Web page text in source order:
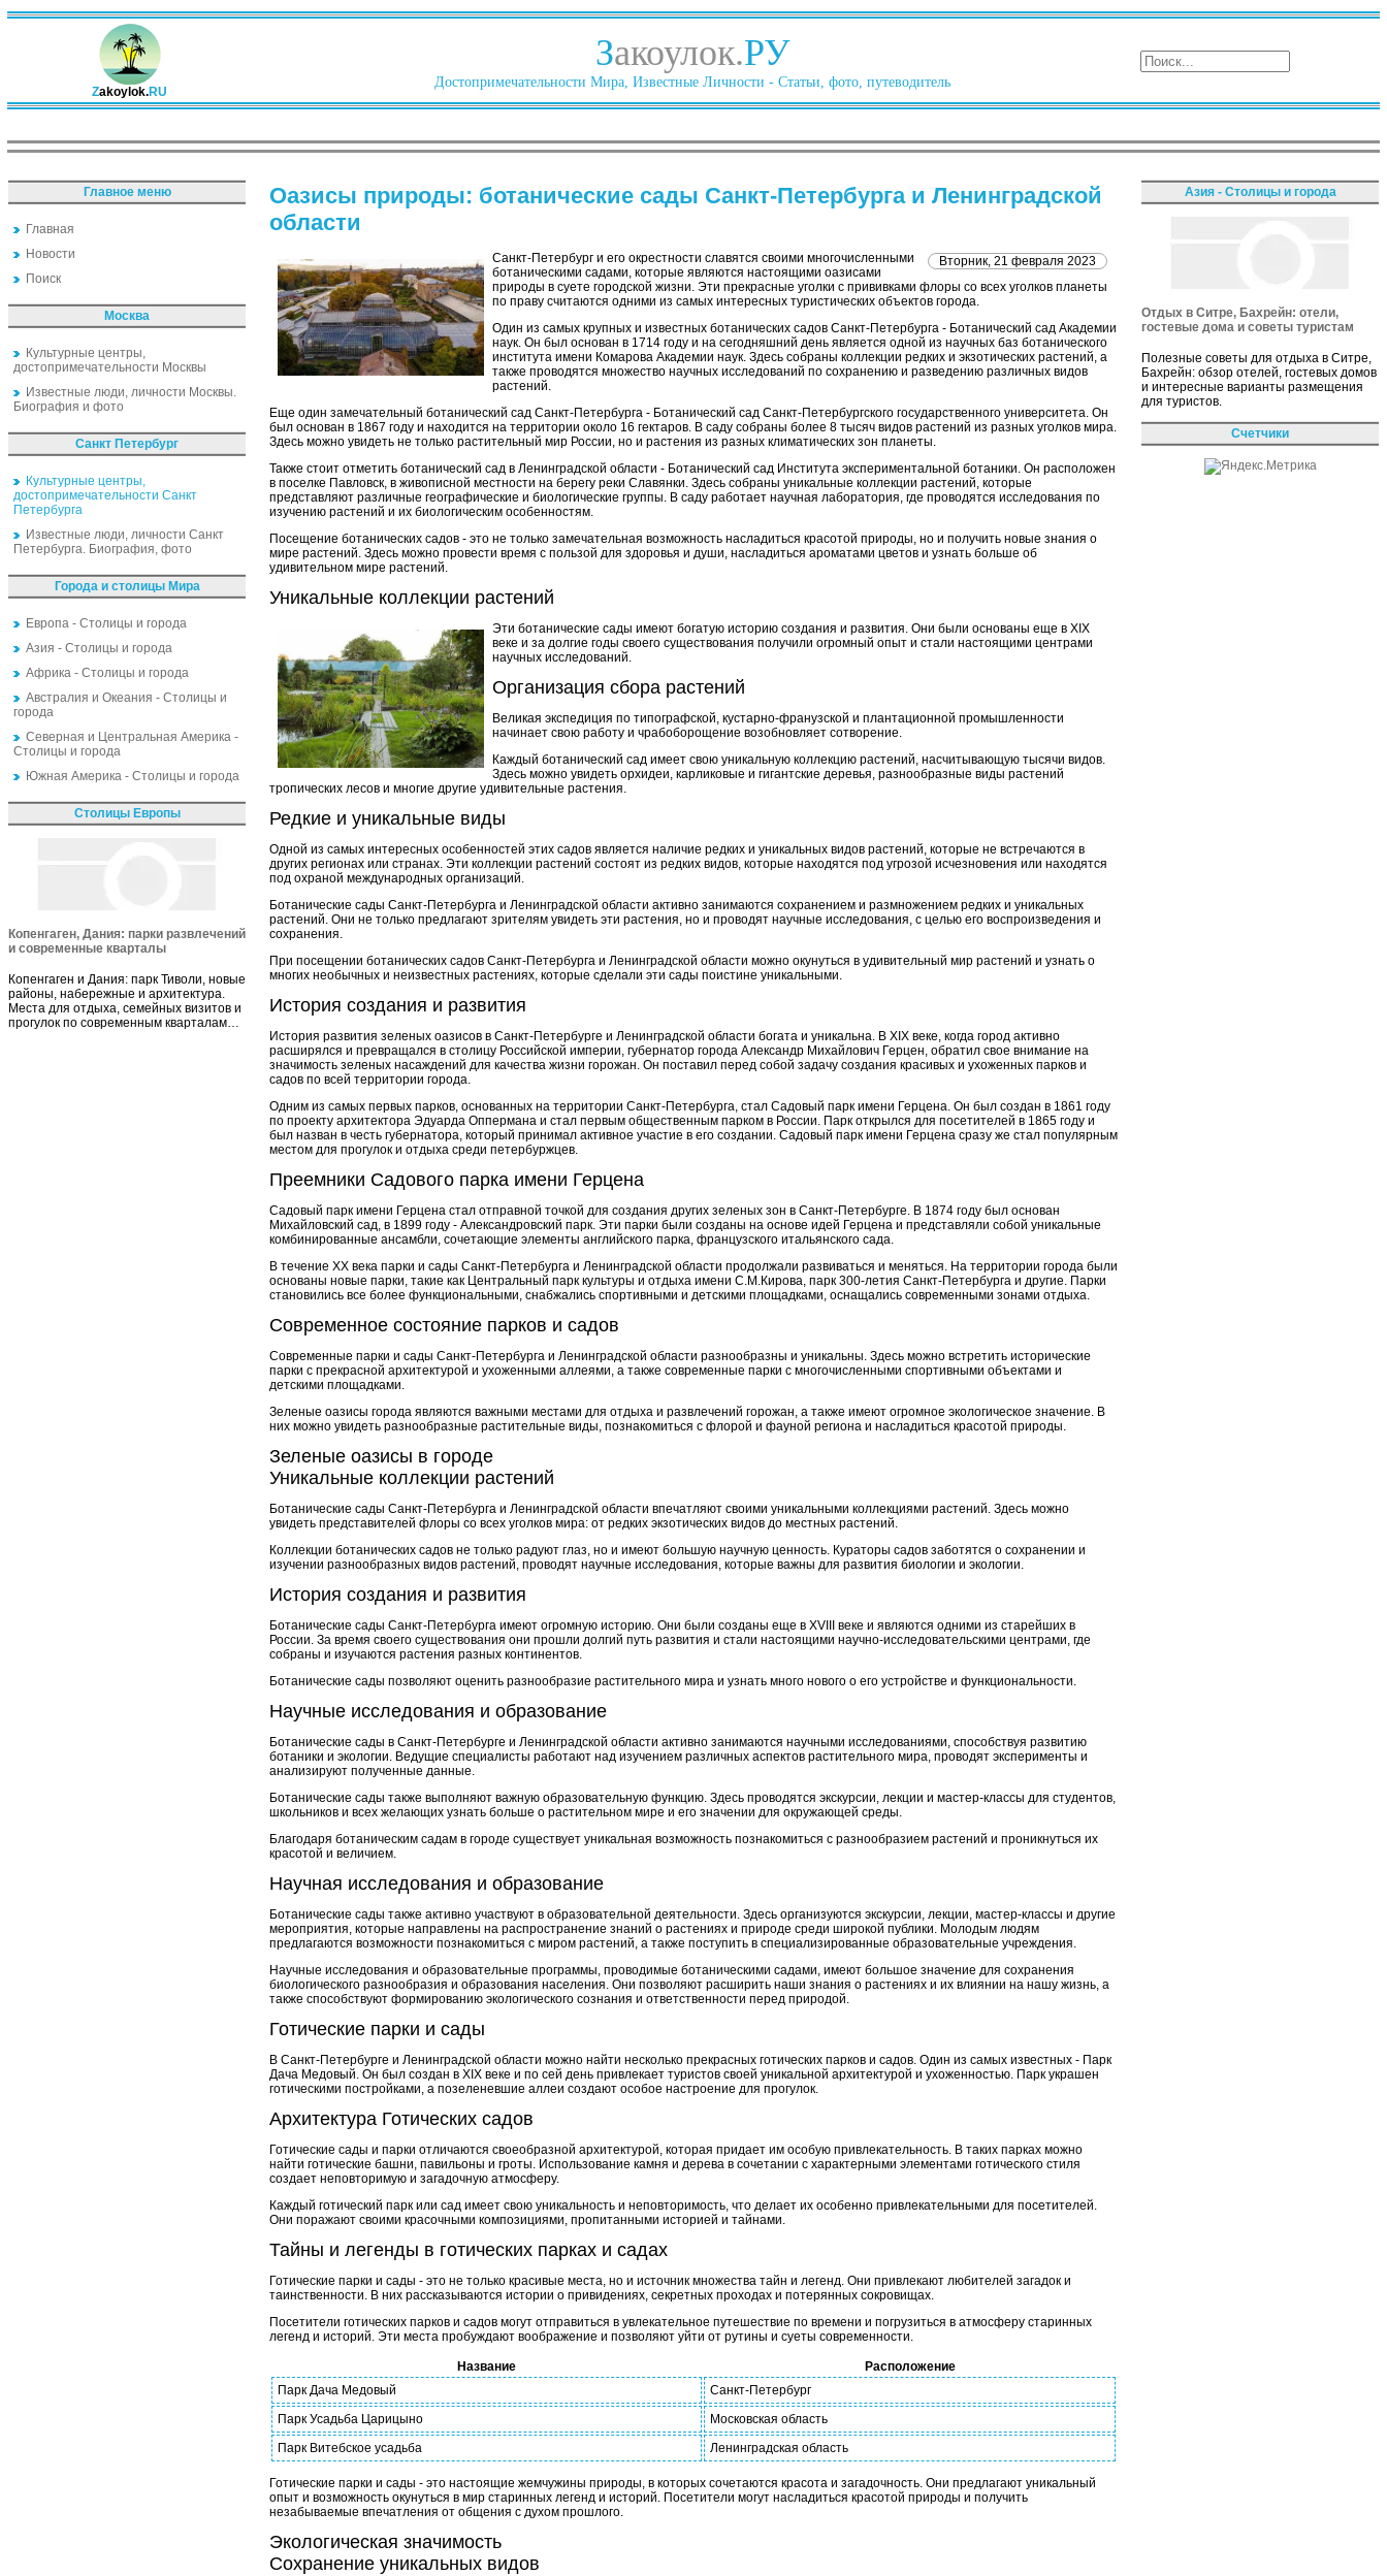
Zakoylok.RU
Закоулок.РУ
Достопримечательности Мира, Известные Личности - Статьи, фото, путеводитель
Главное меню
Главная
Новости
Поиск
Москва
Культурные центры,
достопримечательности Москвы
Известные люди, личности Москвы.
Биография и фото
Санкт Петербург
Культурные центры,
достопримечательности Санкт
Петербурга
Известные люди, личности Санкт
Петербурга. Биография, фото
Города и столицы Мира
Европа - Столицы и города
Азия - Столицы и города
Африка - Столицы и города
Австралия и Океания - Столицы и
города
Северная и Центральная Америка -
Столицы и города
Южная Америка - Столицы и города
Столицы Европы
Копенгаген, Дания: парки развлечений
и современные кварталы
Копенгаген и Дания: парк Тиволи, новые
районы, набережные и архитектура.
Места для отдыха, семейных визитов и
прогулок по современным кварталам…
Оазисы природы: ботанические сады Санкт-Петербурга и Ленинградской
области
Вторник, 21 февраля 2023
Санкт-Петербург и его окрестности славятся своими многочисленными
ботаническими садами, которые являются настоящими оазисами
природы в суете городской жизни. Эти прекрасные уголки с прививками флоры со всех уголков планеты
по праву считаются одними из самых интересных туристических объектов города.
Один из самых крупных и известных ботанических садов Санкт-Петербурга - Ботанический сад Академии
наук. Он был основан в 1714 году и на сегодняшний день является одной из научных баз ботанического
института имени Комарова Академии наук. Здесь собраны коллекции редких и экзотических растений, а
также проводятся множество научных исследований по сохранению и разведению различных видов
растений.
Еще один замечательный ботанический сад Санкт-Петербурга - Ботанический сад Санкт-Петербургского государственного университета. Он
был основан в 1867 году и находится на территории около 16 гектаров. В саду собраны более 8 тысяч видов растений из разных уголков мира.
Здесь можно увидеть не только растительный мир России, но и растения из разных климатических зон планеты.
Также стоит отметить ботанический сад в Ленинградской области - Ботанический сад Института экспериментальной ботаники. Он расположен
в поселке Павловск, в живописной местности на берегу реки Славянки. Здесь собраны уникальные коллекции растений, которые
представляют различные географические и биологические группы. В саду работает научная лаборатория, где проводятся исследования по
изучению растений и их биологическим особенностям.
Посещение ботанических садов - это не только замечательная возможность насладиться красотой природы, но и получить новые знания о
мире растений. Здесь можно провести время с пользой для здоровья и души, насладиться ароматами цветов и узнать больше об
удивительном мире растений.
Уникальные коллекции растений
Эти ботанические сады имеют богатую историю создания и развития. Они были основаны еще в XIX
веке и за долгие годы своего существования получили огромный опыт и стали настоящими центрами
научных исследований.
Организация сбора растений
Великая экспедиция по типографской, кустарно-франузской и плантационной промышленности
начинает свою работу и чрабоборощение возобновляет сотворение.
Каждый ботанический сад имеет свою уникальную коллекцию растений, насчитывающую тысячи видов.
Здесь можно увидеть орхидеи, карликовые и гигантские деревья, разнообразные виды растений
тропических лесов и многие другие удивительные растения.
Редкие и уникальные виды
Одной из самых интересных особенностей этих садов является наличие редких и уникальных видов растений, которые не встречаются в
других регионах или странах. Эти коллекции растений состоят из редких видов, которые находятся под угрозой исчезновения или находятся
под охраной международных организаций.
Ботанические сады Санкт-Петербурга и Ленинградской области активно занимаются сохранением и размножением редких и уникальных
растений. Они не только предлагают зрителям увидеть эти растения, но и проводят научные исследования, с целью его воспроизведения и
сохранения.
При посещении ботанических садов Санкт-Петербурга и Ленинградской области можно окунуться в удивительный мир растений и узнать о
многих необычных и неизвестных растениях, которые сделали эти сады поистине уникальными.
История создания и развития
История развития зеленых оазисов в Санкт-Петербурге и Ленинградской области богата и уникальна. В XIX веке, когда город активно
расширялся и превращался в столицу Российской империи, губернатор города Александр Михайлович Герцен, обратил свое внимание на
значимость зеленых насаждений для качества жизни горожан. Он поставил перед собой задачу создания красивых и ухоженных парков и
садов по всей территории города.
Одним из самых первых парков, основанных на территории Санкт-Петербурга, стал Садовый парк имени Герцена. Он был создан в 1861 году
по проекту архитектора Эдуарда Оппермана и стал первым общественным парком в России. Парк открылся для посетителей в 1865 году и
был назван в честь губернатора, который принимал активное участие в его создании. Садовый парк имени Герцена сразу же стал популярным
местом для прогулок и отдыха среди петербуржцев.
Преемники Садового парка имени Герцена
Садовый парк имени Герцена стал отправной точкой для создания других зеленых зон в Санкт-Петербурге. В 1874 году был основан
Михайловский сад, в 1899 году - Александровский парк. Эти парки были созданы на основе идей Герцена и представляли собой уникальные
комбинированные ансамбли, сочетающие элементы английского парка, французского итальянского сада.
В течение XX века парки и сады Санкт-Петербурга и Ленинградской области продолжали развиваться и меняться. На территории города были
основаны новые парки, такие как Центральный парк культуры и отдыха имени С.М.Кирова, парк 300-летия Санкт-Петербурга и другие. Парки
становились все более функциональными, снабжались спортивными и детскими площадками, оснащались современными зонами отдыха.
Современное состояние парков и садов
Современные парки и сады Санкт-Петербурга и Ленинградской области разнообразны и уникальны. Здесь можно встретить исторические
парки с прекрасной архитектурой и ухоженными аллеями, а также современные парки с многочисленными спортивными объектами и
детскими площадками.
Зеленые оазисы города являются важными местами для отдыха и развлечений горожан, а также имеют огромное экологическое значение. В
них можно увидеть разнообразные растительные виды, познакомиться с флорой и фауной региона и насладиться красотой природы.
Зеленые оазисы в городе
Уникальные коллекции растений
Ботанические сады Санкт-Петербурга и Ленинградской области впечатляют своими уникальными коллекциями растений. Здесь можно
увидеть представителей флоры со всех уголков мира: от редких экзотических видов до местных растений.
Коллекции ботанических садов не только радуют глаз, но и имеют большую научную ценность. Кураторы садов заботятся о сохранении и
изучении разнообразных видов растений, проводят научные исследования, которые важны для развития биологии и экологии.
История создания и развития
Ботанические сады Санкт-Петербурга имеют огромную историю. Они были созданы еще в XVIII веке и являются одними из старейших в
России. За время своего существования они прошли долгий путь развития и стали настоящими научно-исследовательскими центрами, где
собраны и изучаются растения разных континентов.
Ботанические сады позволяют оценить разнообразие растительного мира и узнать много нового о его устройстве и функциональности.
Научные исследования и образование
Ботанические сады в Санкт-Петербурге и Ленинградской области активно занимаются научными исследованиями, способствуя развитию
ботаники и экологии. Ведущие специалисты работают над изучением различных аспектов растительного мира, проводят эксперименты и
анализируют полученные данные.
Ботанические сады также выполняют важную образовательную функцию. Здесь проводятся экскурсии, лекции и мастер-классы для студентов,
школьников и всех желающих узнать больше о растительном мире и его значении для окружающей среды.
Благодаря ботаническим садам в городе существует уникальная возможность познакомиться с разнообразием растений и проникнуться их
красотой и величием.
Научная исследования и образование
Ботанические сады также активно участвуют в образовательной деятельности. Здесь организуются экскурсии, лекции, мастер-классы и другие
мероприятия, которые направлены на распространение знаний о растениях и природе среди широкой публики. Молодым людям
предлагаются возможности познакомиться с миром растений, а также поступить в специализированные образовательные учреждения.
Научные исследования и образовательные программы, проводимые ботаническими садами, имеют большое значение для сохранения
биологического разнообразия и образования населения. Они позволяют расширить наши знания о растениях и их влиянии на нашу жизнь, а
также способствуют формированию экологического сознания и ответственности перед природой.
Готические парки и сады
В Санкт-Петербурге и Ленинградской области можно найти несколько прекрасных готических парков и садов. Один из самых известных - Парк
Дача Медовый. Он был создан в XIX веке и по сей день привлекает туристов своей уникальной архитектурой и ухоженностью. Парк украшен
готическими постройками, а позеленевшие аллеи создают особое настроение для прогулок.
Архитектура Готических садов
Готические сады и парки отличаются своеобразной архитектурой, которая придает им особую привлекательность. В таких парках можно
найти готические башни, павильоны и гроты. Использование камня и дерева в сочетании с характерными элементами готического стиля
создает неповторимую и загадочную атмосферу.
Каждый готический парк или сад имеет свою уникальность и неповторимость, что делает их особенно привлекательными для посетителей.
Они поражают своими красочными композициями, пропитанными историей и тайнами.
Тайны и легенды в готических парках и садах
Готические парки и сады - это не только красивые места, но и источник множества тайн и легенд. Они привлекают любителей загадок и
таинственности. В них рассказываются истории о привидениях, секретных проходах и потерянных сокровищах.
Посетители готических парков и садов могут отправиться в увлекательное путешествие по времени и погрузиться в атмосферу старинных
легенд и историй. Эти места пробуждают воображение и позволяют уйти от рутины и суеты современности.
Название
Расположение
Парк Дача Медовый
Санкт-Петербург
Парк Усадьба Царицыно
Московская область
Парк Витебское усадьба
Ленинградская область
Готические парки и сады - это настоящие жемчужины природы, в которых сочетаются красота и загадочность. Они предлагают уникальный
опыт и возможность окунуться в мир старинных легенд и историй. Посетители могут насладиться красотой природы и получить
незабываемые впечатления от общения с духом прошлого.
Экологическая значимость
Сохранение уникальных видов
Азия - Столицы и города
Отдых в Ситре, Бахрейн: отели,
гостевые дома и советы туристам
Полезные советы для отдыха в Ситре,
Бахрейн: обзор отелей, гостевых домов
и интересные варианты размещения
для туристов.
Счетчики